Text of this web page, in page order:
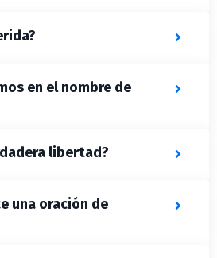
en el nombre de
libertad?
una oración de